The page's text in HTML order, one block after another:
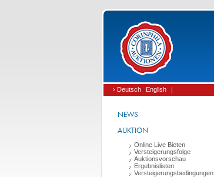
› Deutsch English |
NEWS
AUKTION
Online Live Bieten
Versteigerungsfolge
Auktionsvorschau
Ergebnislisten
Versteigerungsbedingungen